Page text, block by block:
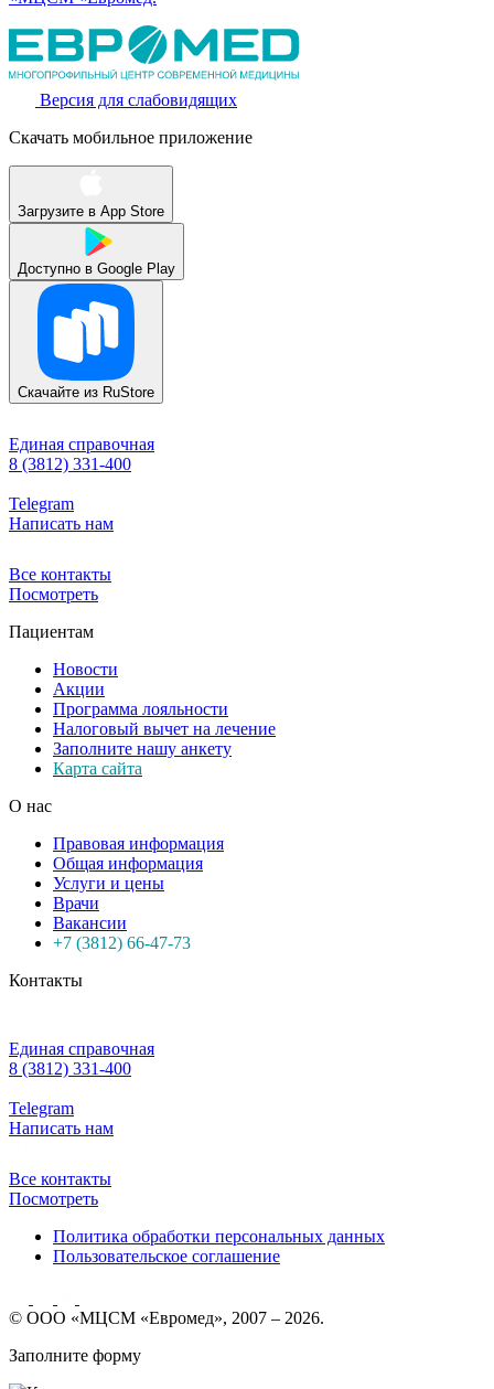
Версия для слабовидящих
Скачать мобильное приложение
Загрузите в App Store
Доступно в Google Play
Скачайте из RuStore
Единая справочная
8 (3812) 331-400
Telegram
Написать нам
Все контакты
Посмотреть
Пациентам
Новости
Акции
Программа лояльности
Налоговый вычет на лечение
Заполните нашу анкету
Карта сайта
О нас
Правовая информация
Общая информация
Услуги и цены
Врачи
Вакансии
+7 (3812) 66-47-73
Контакты
Единая справочная
8 (3812) 331-400
Telegram
Написать нам
Все контакты
Посмотреть
Политика обработки персональных данных
Пользовательское соглашение
© ООО «МЦСМ «Евромед», 2007 – 2026.
Заполните форму